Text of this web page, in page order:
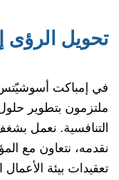
تحويل الرؤى
في إمباكت
ملتزمون بتطوير
التنافسية. نعمل
نقدمه، نتعاون مع
تعقيدات بيئة